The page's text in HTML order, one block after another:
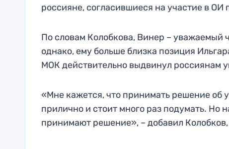
россияне, согласившиеся на участие в
По словам Колобкова, Винер – уважаемый
однако, ему больше близка позиция
МОК действительно выдвинул россиянам
«Мне кажется, что принимать решение об
прилично и стоит много раз подумать. Но
принимают решение», – добавил Колобков,